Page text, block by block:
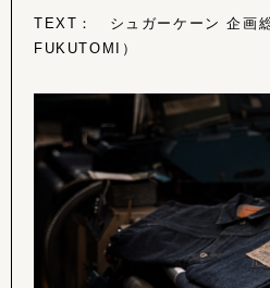
TEXT： シュガーケーン 企画
FUKUTOMI）